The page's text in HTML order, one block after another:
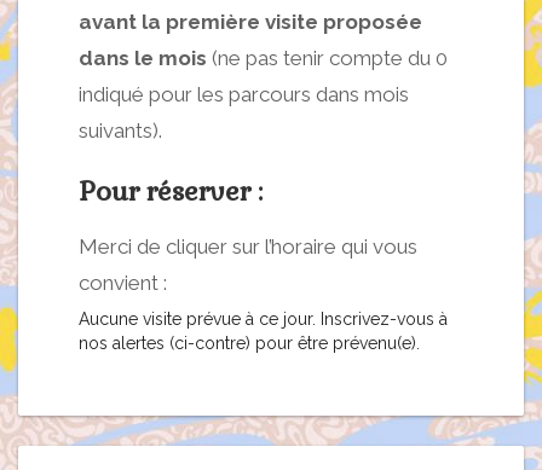
avant la première visite proposée
dans le mois (ne pas tenir compte du 0
indiqué pour les parcours dans mois
suivants).
Pour réserver :
Merci de cliquer sur l’horaire qui vous
convient :
Aucune visite prévue à ce jour. Inscrivez-vous à
nos alertes (ci-contre) pour être prévenu(e).